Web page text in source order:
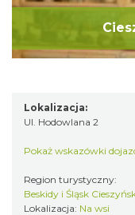
Lokalizacja:
Ul. Hodowlana 2
Pokaż wskazówki
Region turystyczny:
Beskidy i Śląsk
Lokalizacja: Na wsi